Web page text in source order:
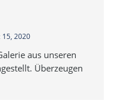
15, 2020
aus unseren
Überzeugen